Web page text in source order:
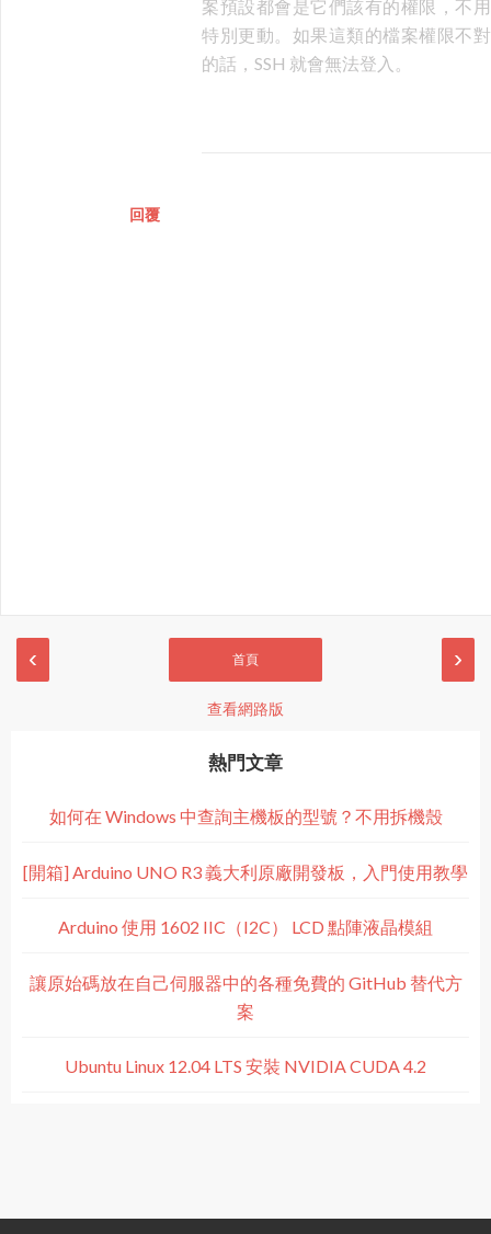
案預設都會是它們該有的權限，不用
特別更動。如果這類的檔案權限不對
的話，SSH 就會無法登入。
回覆
‹ ›
首頁
查看網路版
熱門文章
如何在 Windows 中查詢主機板的型號？不用拆機殼
[開箱] Arduino UNO R3 義大利原廠開發板，入門使用教學
Arduino 使用 1602 IIC（I2C） LCD 點陣液晶模組
讓原始碼放在自己伺服器中的各種免費的 GitHub 替代方
案
Ubuntu Linux 12.04 LTS 安裝 NVIDIA CUDA 4.2